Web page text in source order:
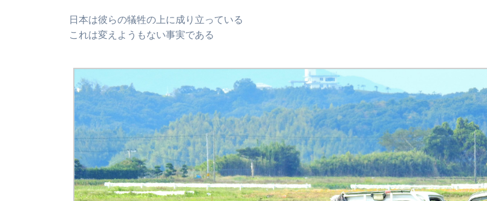
日本は彼らの犠牲の上に成り立っている
これは変えようもない事実である